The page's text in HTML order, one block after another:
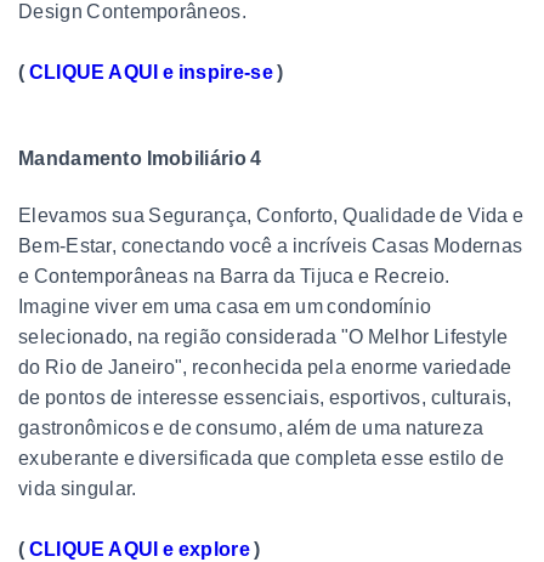
Design Contemporâneos.
( CLIQUE AQUI e inspire-se)
Mandamento Imobiliário 4
Elevamos sua Segurança, Conforto, Qualidade de Vida e
Bem-Estar, conectando você a incríveis Casas Modernas
e Contemporâneas na Barra da Tijuca e Recreio.
Imagine viver em uma casa em um condomínio
selecionado, na região considerada "O Melhor Lifestyle
do Rio de Janeiro", reconhecida pela enorme variedade
de pontos de interesse essenciais, esportivos, culturais,
gastronômicos e de consumo, além de uma natureza
exuberante e diversificada que completa esse estilo de
vida singular.
( CLIQUE AQUI e explore)